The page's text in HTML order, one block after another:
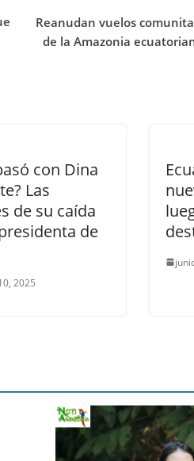
Reanudan vuelos
de la Amazonia
con Dina
Las
de su caída
de
2025